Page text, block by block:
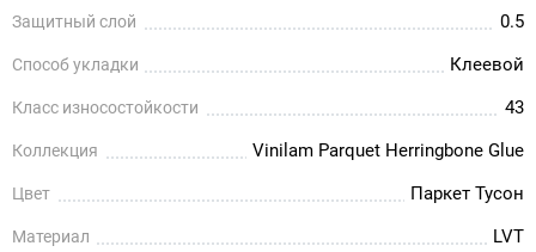
Защитный слой 0.5
Способ укладки Клеевой
Класс износостойкости 43
Коллекция Vinilam Parquet Herringbone Glue
Цвет Паркет Тусон
Материал LVT